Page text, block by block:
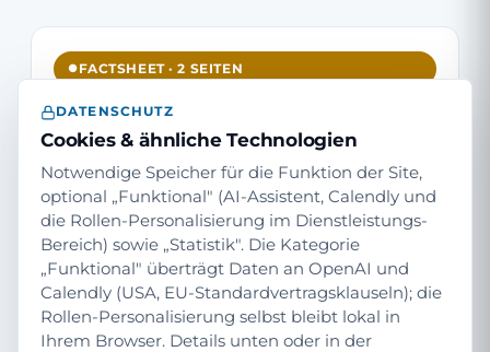
FACTSHEET · 2 SEITEN
Microsoft Sofort-Support
Factsheet
3-5 Min Lesezeit · Direkter Download · ohne
Formular
Kompakte Übersicht: Leistungsumfang,
Kennzahlen, Pricing-Modell, Ablauf —
ideal zum Weiterleiten an CFO, Einkauf
DATENSCHUTZ
Cookies & ähnliche Technologien
Notwendige Speicher für die Funktion der Site,
optional „Funktional" (AI-Assistent, Calendly und
die Rollen-Personalisierung im Dienstleistungs-
Bereich) sowie „Statistik". Die Kategorie
„Funktional" überträgt Daten an OpenAI und
Calendly (USA, EU-Standardvertragsklauseln); die
Rollen-Personalisierung selbst bleibt lokal in
Ihrem Browser. Details unten oder in der